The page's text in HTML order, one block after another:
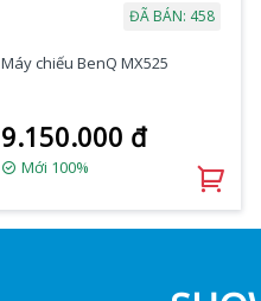
ĐÃ BÁN: 458
Máy chiếu BenQ MX525
9.150.000 đ
Mới 100%